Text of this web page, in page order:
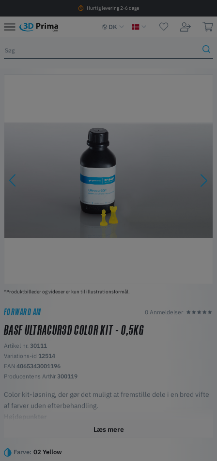
Hurtig levering 2-6 dage
DK
*Produktbilleder og videoer er kun til illustrationsformål.
FORWARD AM 0 Anmeldelser
BASF ULTRACUR3D COLOR KIT - 0,5KG
Artikel nr. 30111
Variations-id 12514
EAN 4065343001196
Producentens ArtNr 300119
Color kit-løsning, der gør det muligt at fremstille dele i en bred vifte
af farver uden efterbehandling.
Højdepunkter
Farveblandingsopløsning, tilsættes til din baseharpiks før
Muliggør farvede dele uden behov for efterbehandling
Læs mere
Farve: 02 Yellow